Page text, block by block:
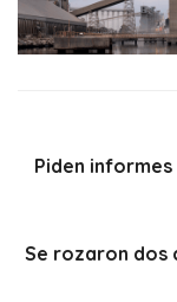
Piden
Se rozaron dos